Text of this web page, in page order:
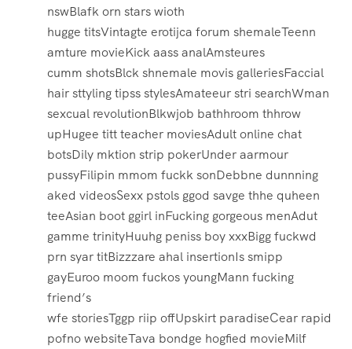
nswBlafk orn stars wioth
hugge titsVintagte erotijca forum shemaleTeenn
amture movieKick aass analAmsteures
cumm shotsBlck shnemale movis galleriesFaccial
hair sttyling tipss stylesAmateeur stri searchWman
sexcual revolutionBlkwjob bathhroom thhrow
upHugee titt teacher moviesAdult online chat
botsDily mktion strip pokerUnder aarmour
pussyFilipin mmom fuckk sonDebbne dunnning
aked videosSexx pstols ggod savge thhe quheen
teeAsian boot ggirl inFucking gorgeous menAdut
gamme trinityHuuhg peniss boy xxxBigg fuckwd
prn syar titBizzzare ahal insertionIs smipp
gayEuroo moom fuckos youngMann fucking
friend’s
wfe storiesTggp riip offUpskirt paradiseCear rapid
pofno websiteTava bondge hogfied movieMilf